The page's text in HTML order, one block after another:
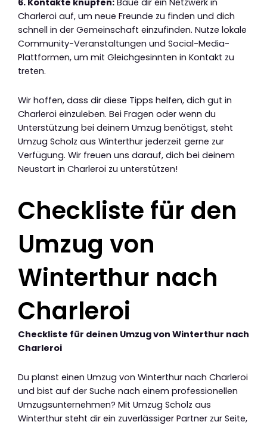
6. Kontakte knüpfen: Baue dir ein Netzwerk in
Charleroi auf, um neue Freunde zu finden und dich
schnell in der Gemeinschaft einzufinden. Nutze lokale
Community-Veranstaltungen und Social-Media-
Plattformen, um mit Gleichgesinnten in Kontakt zu
treten.
Wir hoffen, dass dir diese Tipps helfen, dich gut in
Charleroi einzuleben. Bei Fragen oder wenn du
Unterstützung bei deinem Umzug benötigst, steht
Umzug Scholz aus Winterthur jederzeit gerne zur
Verfügung. Wir freuen uns darauf, dich bei deinem
Neustart in Charleroi zu unterstützen!
Checkliste für den
Umzug von
Winterthur nach
Charleroi
Checkliste für deinen Umzug von Winterthur nach
Charleroi
Du planst einen Umzug von Winterthur nach Charleroi
und bist auf der Suche nach einem professionellen
Umzugsunternehmen? Mit Umzug Scholz aus
Winterthur steht dir ein zuverlässiger Partner zur Seite,